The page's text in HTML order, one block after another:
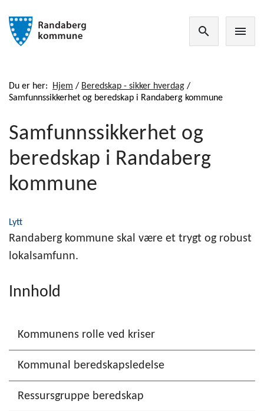
search menu
Du er her: Hjem / Beredskap - sikker hverdag /
Samfunnssikkerhet og beredskap i Randaberg kommune
Samfunnssikkerhet og
beredskap i Randaberg
kommune
Lytt
Randaberg kommune skal være et trygt og robust
lokalsamfunn.
Innhold
Kommunens rolle ved kriser
Kommunal beredskapsledelse
Ressursgruppe beredskap